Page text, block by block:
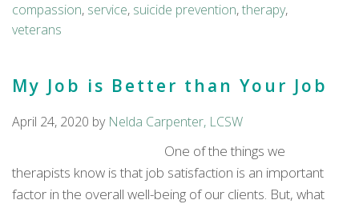
compassion, service, suicide prevention,therapy,
veterans
My Job is Better than Your Job
April 24, 2020 by Nelda Carpenter, LCSW
One of the things we
therapists know is that job satisfaction is an important
factor in the overall well-being of our clients. But, what